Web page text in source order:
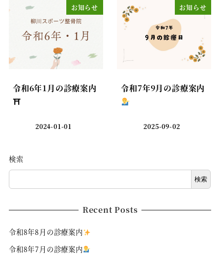
お知らせ
令和6年1月の診療案内
⛩
2024-01-01
お知らせ
令和7年9月の診療案内
2025-09-02
検索
検索
Recent Posts
令和8年8月の診療案内
令和8年7月の診療案内